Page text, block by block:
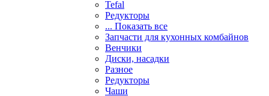
Tefal
Редукторы
... Показать все
Запчасти для кухонных комбайнов
Венчики
Диски, насадки
Разное
Редукторы
Чаши